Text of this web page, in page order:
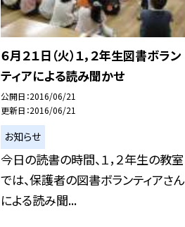
６月２１日（火）１，２年生図書ボラン
ティアによる読み聞かせ
公開日 2016/06/21
更新日 2016/06/21
お知らせ
今日の読書の時間、１，２年生の教室
では、保護者の図書ボランティアさん
による読み聞...